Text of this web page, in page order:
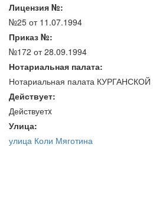
Лицензия №:
№25 от 11.07.1994
Приказ №:
№172 от 28.09.1994
Нотариальная палата:
Нотариальная палата КУРГАНСКОЙ
Действует:
Действуетx
Улица:
улица Коли Мяготина